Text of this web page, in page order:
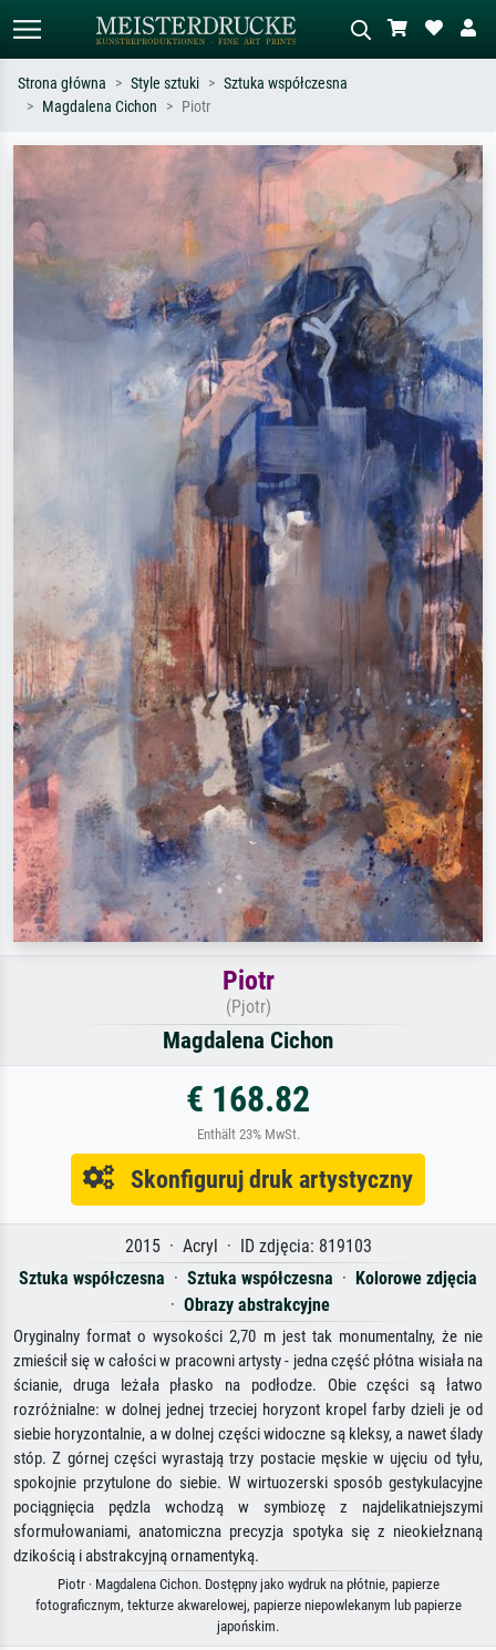
Szukaj wg artysty, tytułu lub stylu – np.
Monet, Gwiaździsta noc,
impresjonizm, fala Hokusaia, akt.
Opisz scenę – np. zielona łąka,
abstrakcja z czerwienią, ciemny olej,
stojący akt obok drzewa.
Strona główna Style sztuki
Sztuka współczesna
Magdalena Cichon
Piotr
Piotr
(Pjotr)
Magdalena Cichon
€ 168.82
Enthält 23% MwSt.
Skonfiguruj druk artystyczny
2015 · Acryl · ID zdjęcia: 819103
Sztuka współczesna · Sztuka współczesna · Kolorowe zdjęcia
· Obrazy abstrakcyjne
Oryginalny format o wysokości 2,70 m jest tak monumentalny, że nie
zmieścił się w całości w pracowni artysty - jedna część płótna wisiała na
ścianie, druga leżała płasko na podłodze. Obie części są łatwo
rozróżnialne: w dolnej jednej trzeciej horyzont kropel farby dzieli je od
siebie horyzontalnie, a w dolnej części widoczne są kleksy, a nawet ślady
stóp. Z górnej części wyrastają trzy postacie męskie w ujęciu od tyłu,
spokojnie przytulone do siebie. W wirtuozerski sposób gestykulacyjne
pociągnięcia pędzla wchodzą w symbiozę z najdelikatniejszymi
sformułowaniami, anatomiczna precyzja spotyka się z nieokiełznaną
dzikością i abstrakcyjną ornamentyką.
Piotr · Magdalena Cichon. Dostępny jako wydruk na płótnie, papierze
fotograficznym, tekturze akwarelowej, papierze niepowlekanym lub papierze
japońskim.